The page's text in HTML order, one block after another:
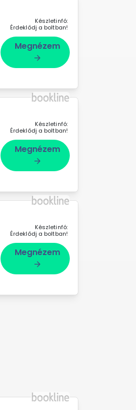
Készletinfó:
Érdeklődj a boltban!
Megnézem
arrow_forward
Készletinfó:
Érdeklődj a boltban!
Megnézem
arrow_forward
Készletinfó:
Érdeklődj a boltban!
Megnézem
arrow_forward